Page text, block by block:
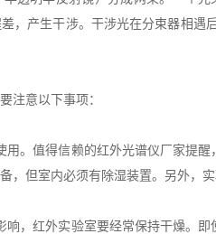
，产生干涉。干涉光在分束器相
意以下事项：
值得信赖的红外光谱仪厂家提醒
，但室内必须有除湿装置。另外，
红外实验室要经常保持干燥。即